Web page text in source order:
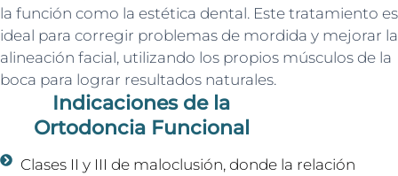
la función como la estética dental. Este tratamiento es
ideal para corregir problemas de mordida y mejorar la
alineación facial, utilizando los propios músculos de la
boca para lograr resultados naturales.
Indicaciones de la
Ortodoncia Funcional
Clases II y III de maloclusión, donde la relación